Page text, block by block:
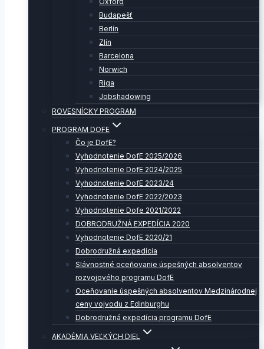
Budapešť
Berlín
Zlín
Barcelona
Norwich
Riga
Jobshadowing
ROVESNÍCKY PROGRAM
PROGRAM DOFE
Čo je DofE?
Vyhodnotenie DofE 2025/2026
Vyhodnotenie DofE 2024/2025
Vyhodnotenie DofE 2023/24
Vyhodnotenie DofE 2022/2023
Vyhodnotenie Dofe 2021/2022
DOBRODRUŽNÁ EXPEDÍCIA 2020
Vyhodnotenie DofE 2020/21
Dobrodružná expedícia
Slávnostné oceňovanie úspešných absolventov
rozvojového programu DofE
Oceňovanie úspešných absolventov Medzinárodnej
ceny vojvodu z Edinburghu
Dobrodružná expedícia programu DofE
AKADÉMIA VEĽKÝCH DIEL